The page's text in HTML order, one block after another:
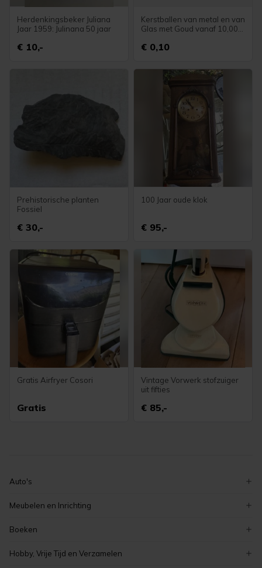
Herdenkingsbeker Juliana
Jaar 1959: Julinana 50 jaar
€ 10,-
Kerstballen van metal en van
Glas met Goud vanaf 10,00
€ 0,10
Prehistorische planten
Fossiel
€ 30,-
100 Jaar oude klok
€ 95,-
Gratis Airfryer Cosori
Gratis
Vintage Vorwerk stofzuiger
uit fifties
€ 85,-
Auto's
volkswagen
peugeot
renault
Meubelen en Inrichting
decoratie
stoelen
Boeken
zeeuwse boeken
Hobby, Vrije Tijd en Verzamelen